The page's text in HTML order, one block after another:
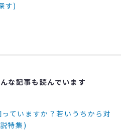
す)
な記事も読んでいます
ていますか？若いうちから対
特集)